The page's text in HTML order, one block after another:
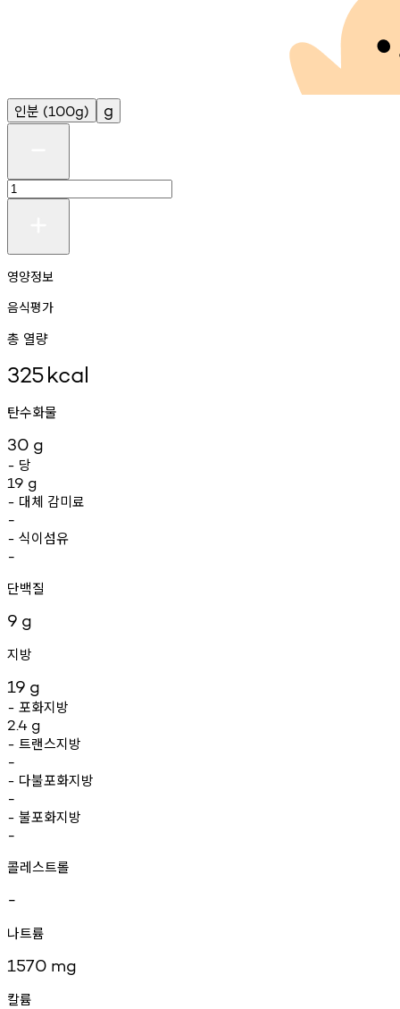
인분 (100g) g
영양정보
음식평가
총 열량
325kcal
탄수화물
30 g
- 당
19 g
- 대체 감미료
-
- 식이섬유
-
단백질
9 g
지방
19 g
- 포화지방
2.4 g
- 트랜스지방
-
- 다불포화지방
-
- 불포화지방
-
콜레스트롤
-
나트륨
1570 mg
칼륨